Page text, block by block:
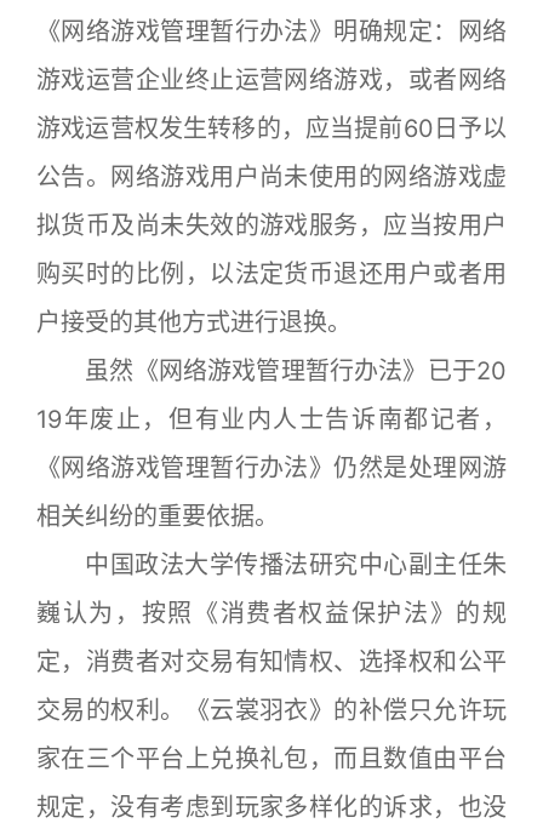
《网络游戏管理暂行办法》明确规定：网络
游戏运营企业终止运营网络游戏，或者网络
游戏运营权发生转移的，应当提前60日予以
公告。网络游戏用户尚未使用的网络游戏虚
拟货币及尚未失效的游戏服务，应当按用户
购买时的比例，以法定货币退还用户或者用
户接受的其他方式进行退换。
虽然《网络游戏管理暂行办法》已于20
19年废止，但有业内人士告诉南都记者，
《网络游戏管理暂行办法》仍然是处理网游
相关纠纷的重要依据。
中国政法大学传播法研究中心副主任朱
巍认为，按照《消费者权益保护法》的规
定，消费者对交易有知情权、选择权和公平
交易的权利。《云裳羽衣》的补偿只允许玩
家在三个平台上兑换礼包，而且数值由平台
规定，没有考虑到玩家多样化的诉求，也没